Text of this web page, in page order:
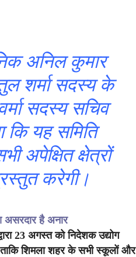
अनिल कुमार
शर्मा सदस्य के
सदस्य सचिव
कि यह समिति
अपेक्षित क्षेत्रों
करेगी।
है अनार
23 अगस्त को निदेशक उद्योग
शिमला शहर के सभी स्कूलों और